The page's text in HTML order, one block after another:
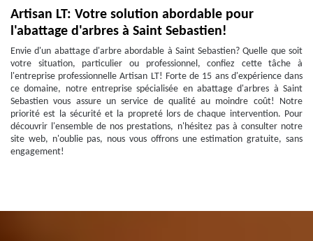
Artisan LT: Votre solution abordable pour
l'abattage d'arbres à Saint Sebastien!
Envie d'un abattage d'arbre abordable à Saint Sebastien? Quelle que soit
votre situation, particulier ou professionnel, confiez cette tâche à
l'entreprise professionnelle Artisan LT! Forte de 15 ans d'expérience dans
ce domaine, notre entreprise spécialisée en abattage d'arbres à Saint
Sebastien vous assure un service de qualité au moindre coût! Notre
priorité est la sécurité et la propreté lors de chaque intervention. Pour
découvrir l'ensemble de nos prestations, n'hésitez pas à consulter notre
site web, n'oublie pas, nous vous offrons une estimation gratuite, sans
engagement!